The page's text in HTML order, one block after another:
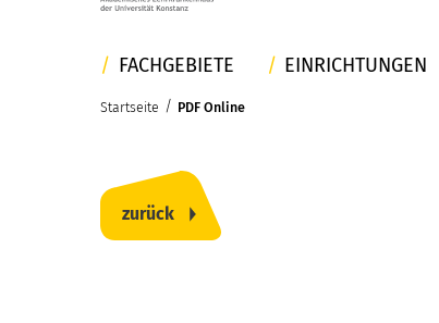
FACHGEBIETE EINRICHTUNGEN
Startseite / PDF Online
zurück